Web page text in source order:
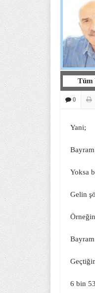
Tüm
0
Yani;
Yoksa
Gelin
6 bin